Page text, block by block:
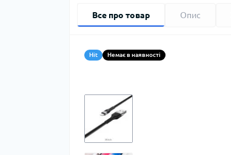
Все про товар Опис
Hit Немає в наявності